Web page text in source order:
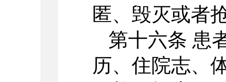
匿、毁灭或者
第十六条 患
历、住院志、